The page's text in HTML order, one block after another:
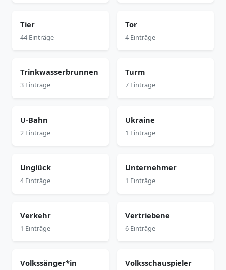
Tier
44 Einträge
Tor
4 Einträge
Trinkwasserbrunnen
3 Einträge
Turm
7 Einträge
U-Bahn
2 Einträge
Ukraine
1 Einträge
Unglück
4 Einträge
Unternehmer
1 Einträge
Verkehr
1 Einträge
Vertriebene
6 Einträge
Volkssänger*in Volksschauspieler